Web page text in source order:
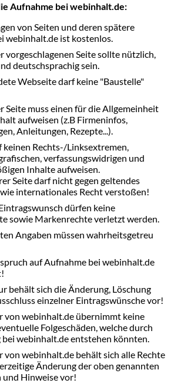
Aufnahme bei webinhalt.de:
von Seiten und deren spätere
webinhalt.de ist kostenlos.
vorgeschlagenen Seite sollte nützlich,
deutschsprachig sein.
Webseite darf keine "Baustelle"
Seite muss einen für die Allgemeinheit
aufweisen (z.B Firmeninfos,
Anleitungen, Rezepte...).
keinen Rechts-/Linksextremen,
verfassungswidrigen und
Inhalte aufweisen.
Seite darf nicht gegen geltendes
internationales Recht verstoßen!
dürfen keine
sowie Markenrechte verletzt werden.
Angaben müssen wahrheitsgetreu
auf Aufnahme bei webinhalt.de
behält sich die Änderung, Löschung
einzelner Eintragswünsche vor!
von webinhalt.de übernimmt keine
Folgeschäden, welche durch
bei webinhalt.de entstehen könnten.
von webinhalt.de behält sich alle Rechte
Änderung der oben genannten
und Hinweise vor!